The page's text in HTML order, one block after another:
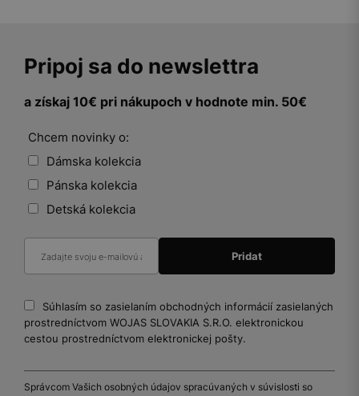
Pripoj sa do newslettra
a získaj 10€ pri nákupoch v hodnote min. 50€
Chcem novinky o:
Dámska kolekcia
Pánska kolekcia
Detská kolekcia
Súhlasím so zasielaním obchodných informácií zasielaných
prostredníctvom WOJAS SLOVAKIA S.R.O. elektronickou
cestou prostredníctvom elektronickej pošty.
Správcom Vašich osobných údajov spracúvaných v súvislosti so